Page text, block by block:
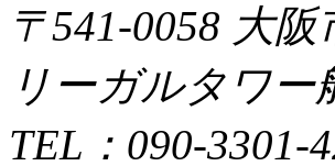
〒541-0058 大
リーガルタワー
TEL：090-3301-